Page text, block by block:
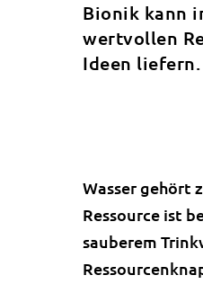
Bionik kann
wertvollen
Ideen liefern.
Wasser gehört
Ressource ist
sauberem